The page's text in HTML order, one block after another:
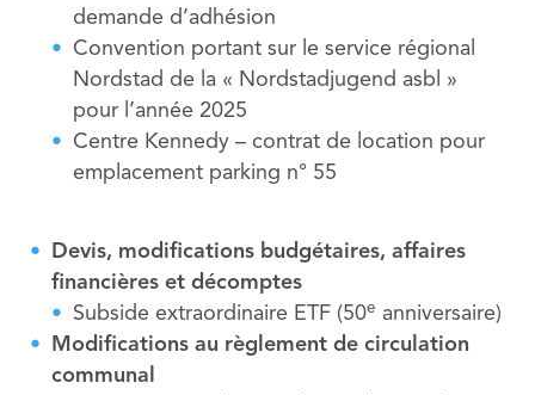
demande d’adhésion
Convention portant sur le service régional
Nordstad de la « Nordstadjugend asbl »
pour l’année 2025
Centre Kennedy – contrat de location pour
emplacement parking n° 55
Devis, modifications budgétaires, affaires
financières et décomptes
Subside extraordinaire ETF (50e anniversaire)
Modifications au règlement de circulation
communal